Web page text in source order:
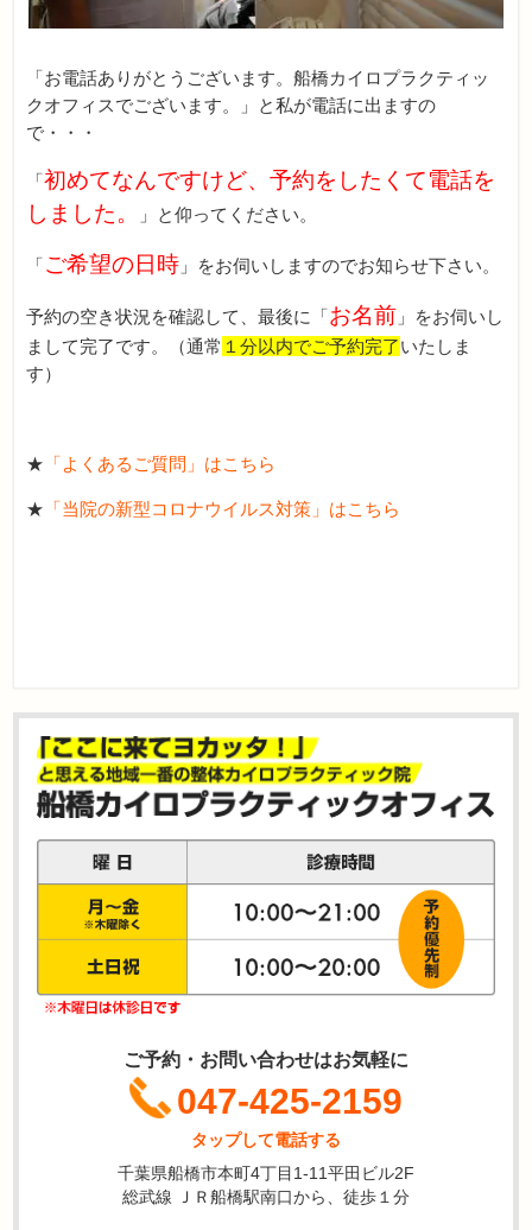
「お電話ありがとうございます。船橋カイロプラクティッ
クオフィスでございます。」と私が電話に出ますの
で・・・
「初めてなんですけど、予約をしたくて電話を
しました。
」と仰ってください。
「ご希望の日時 」をお伺いしますのでお知らせ下さい。
予約の空き状況を確認して、最後に「お名前 」をお伺いし
まして完了です。（通常 １分以内でご予約完了いたしま
す）
★ 「よくあるご質問」はこちら
★ 「当院の新型コロナウイルス対策」はこちら
ご予約・お問い合わせはお気軽に
047-425-2159
タップして電話する
千葉県船橋市本町4丁目1-11平田ビル2F
総武線 ＪＲ船橋駅南口から、徒歩１分